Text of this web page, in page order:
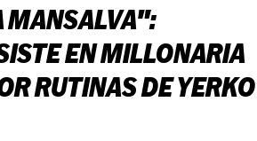
MANSALVA":
EN MILLONARIA
RUTINAS DE YERKO